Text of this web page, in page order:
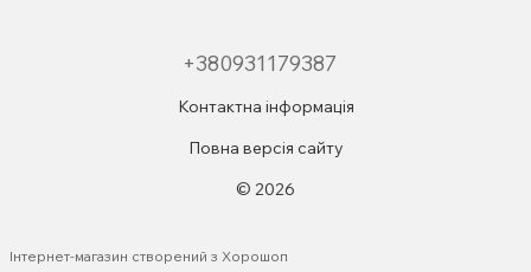
+380931179387
Контактна інформація
Повна версія сайту
© 2026
Інтернет-магазин створений з Хорошоп